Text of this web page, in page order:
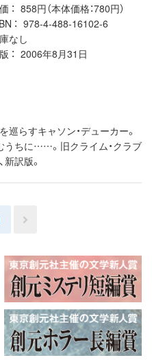
858円（本体価格：780円）
978-4-488-16102-6
なし
2006年8月31日
らすキャソン・デューカー。
うちに……。旧クライム・クラブ
訳版。